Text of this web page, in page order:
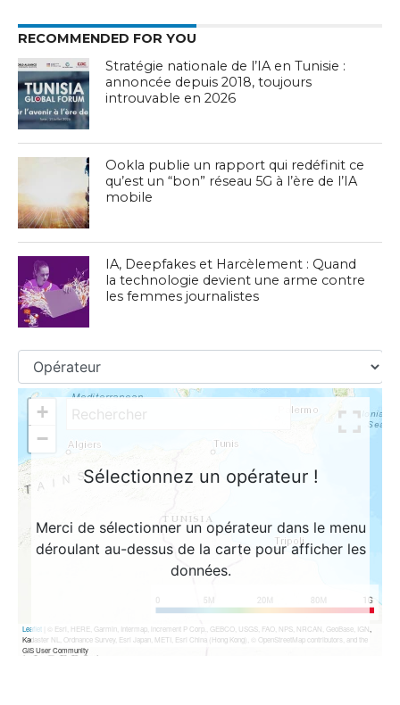
RECOMMENDED FOR YOU
Stratégie nationale de l’IA en Tunisie :
annoncée depuis 2018, toujours
introuvable en 2026
Ookla publie un rapport qui redéfinit ce
qu’est un “bon” réseau 5G à l’ère de l’IA
mobile
IA, Deepfakes et Harcèlement : Quand
la technologie devient une arme contre
les femmes journalistes